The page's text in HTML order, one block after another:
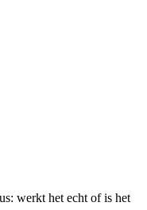
werkt het echt of is het